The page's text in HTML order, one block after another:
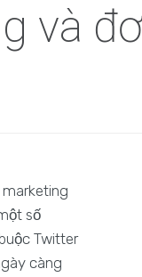
và
số
Twitter
càng